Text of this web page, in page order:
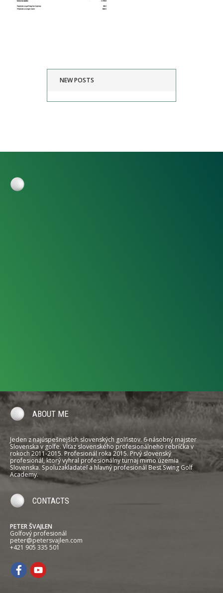
NEW POSTS
ABOUT ME
Jeden z najúspešnejších slovenských golfistov. 6-násobný majster
Slovenska v golfe. Víťaz slovenského profesionálneho rebríčka v
rokoch 2011-2015. Profesionál roka 2015. Prvý slovenský
profesionál, ktorý vyhral profesionálny turnaj mimo územia
Slovenska. Spoluzakladateľ a hlavný profesionál Best Swing Golf
Academy.
CONTACTS
PETER ŠVAJLEN
Golfový profesionál
peter@petersvajlen.com
+421 905 335 501